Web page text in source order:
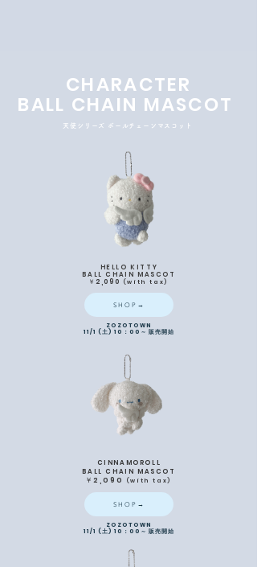
​CHARACTER
BALL CHAIN MASCOT
天使シリーズ ボールチェーンマスコット
HELLO KITTY
BALL CHAIN MASCOT
​￥2,090
(with ta x )
SHOP→
ZOZOTOWN
11/1 (土) 10：00～ 販売開始
CINNAMOROLL
BALL CHAIN MASCOT
​￥2,090 (with tax)
SHOP→
ZOZOTOWN
11/1 (土) 10：00～ 販売開始